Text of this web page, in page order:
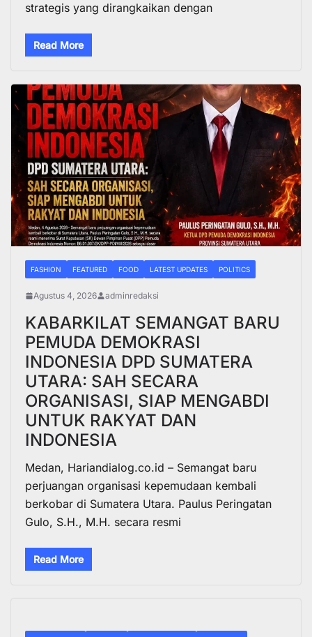
strategis yang dirangkaikan dengan
Read More
FASHION FEATURED FOOD LATEST UPDATES POLITICS
Agustus 4, 2026 adminredaksi
KABARKILAT SEMANGAT BARU
PEMUDA DEMOKRASI
INDONESIA DPD SUMATERA
UTARA: SAH SECARA
ORGANISASI, SIAP MENGABDI
UNTUK RAKYAT DAN
INDONESIA
Medan, Hariandialog.co.id – Semangat baru
perjuangan organisasi kepemudaan kembali
berkobar di Sumatera Utara. Paulus Peringatan
Gulo, S.H., M.H. secara resmi
Read More